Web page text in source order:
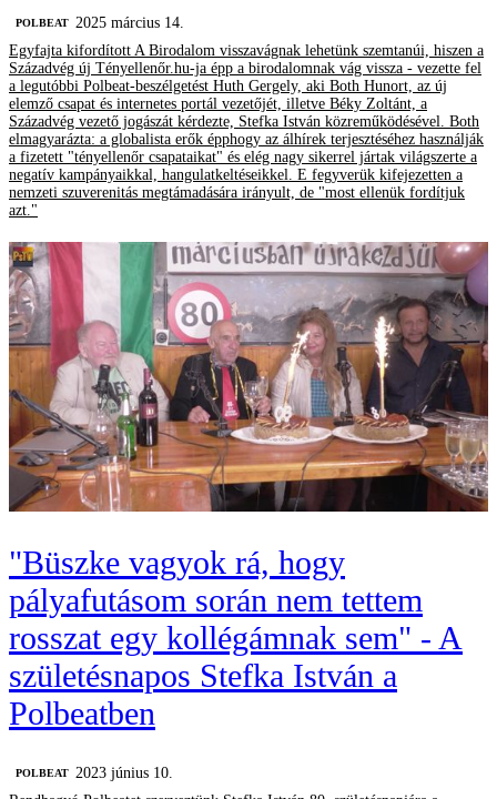
‎POLBEAT
2025 március 14.
Egyfajta kifordított A Birodalom visszavágnak lehetünk szemtanúi, hiszen a
Századvég új Tényellenőr.hu-ja épp a birodalomnak vág vissza - vezette fel
a legutóbbi Polbeat-beszélgetést Huth Gergely, aki Both Hunort, az új
elemző csapat és internetes portál vezetőjét, illetve Béky Zoltánt, a
Századvég vezető jogászát kérdezte, Stefka István közreműködésével. Both
elmagyarázta: a globalista erők épphogy az álhírek terjesztéséhez használják
a fizetett "tényellenőr csapataikat" és elég nagy sikerrel jártak világszerte a
negatív kampányaikkal, hangulatkeltéseikkel. E fegyverük kifejezetten a
nemzeti szuverenitás megtámadására irányult, de "most ellenük fordítjuk
azt."
"Büszke vagyok rá, hogy
pályafutásom során nem tettem
rosszat egy kollégámnak sem" - A
születésnapos Stefka István a
Polbeatben
‎POLBEAT 2023 június 10.